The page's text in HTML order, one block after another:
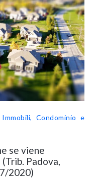
Immobili, Condominio e
se viene
Padova,
2020)